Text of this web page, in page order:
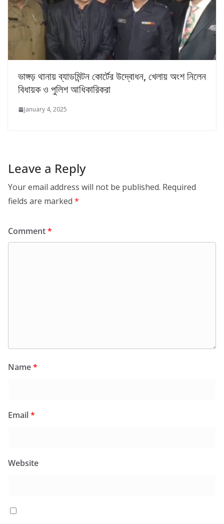
ভাঙ্গড় থানায় ব্যাডমিন্টন কোর্টের উদ্বোধন, খেলায় অংশ নিলেন
বিধায়ক ও পুলিশ আধিকারিকরা
January 4, 2025
Leave a Reply
Your email address will not be published. Required
fields are marked *
Comment*
Name*
Email*
Website